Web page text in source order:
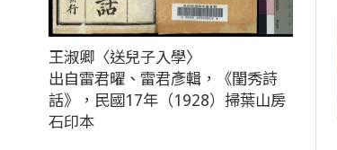
王淑卿〈送兒子入學〉
出自雷君曜、雷君彥輯，《閨秀詩
話》，民國17年（1928）掃葉山房
石印本